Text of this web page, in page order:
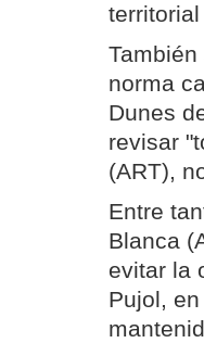
norma
Dunes
revisar
(ART),
Entre
Blanca
evitar la
Pujol,